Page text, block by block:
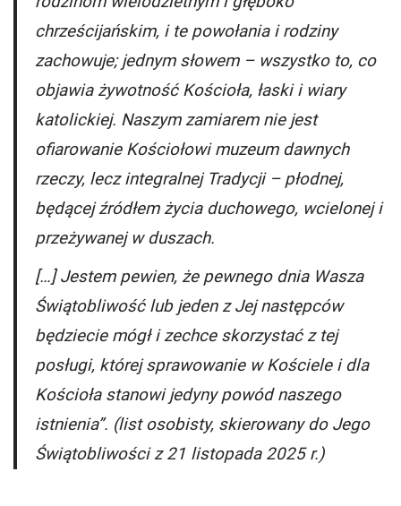
chrześcijańskim, i te powołania i rodziny
zachowuje; jednym słowem – wszystko to, co
objawia żywotność Kościoła, łaski i wiary
katolickiej. Naszym zamiarem nie jest
ofiarowanie Kościołowi muzeum dawnych
rzeczy, lecz integralnej Tradycji – płodnej,
będącej źródłem życia duchowego, wcielonej i
przeżywanej w duszach.
[…] Jestem pewien, że pewnego dnia Wasza
Świątobliwość lub jeden z Jej następców
będziecie mógł i zechce skorzystać z tej
posługi, której sprawowanie w Kościele i dla
Kościoła stanowi jedyny powód naszego
istnienia”. (list osobisty, skierowany do Jego
Świątobliwości z 21 listopada 2025 r.)